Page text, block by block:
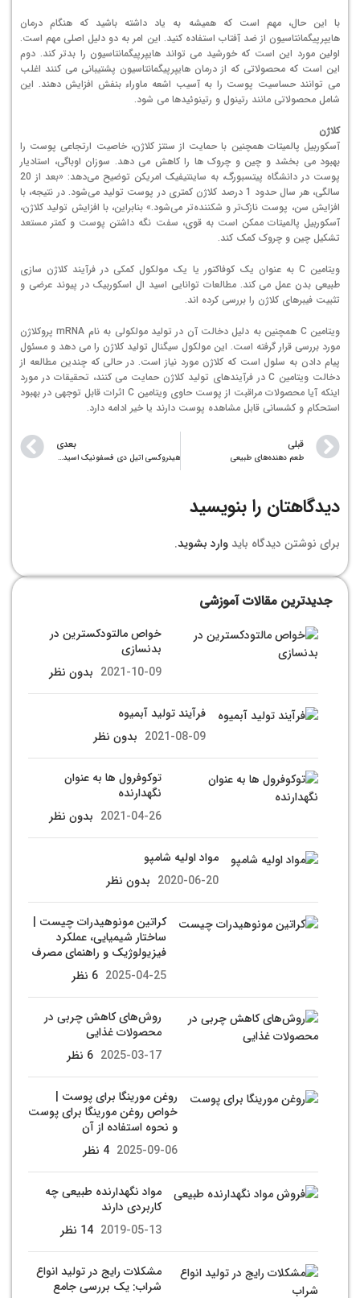
با این حال، مهم است که همیشه به یاد داشته باشید که هنگام درمان
هایپرپیگمانتاسیون از ضد آفتاب استفاده کنید. این امر به دو دلیل اصلی مهم است.
اولین مورد این است که خورشید می تواند هایپرپیگمانتاسیون را بدتر کند. دوم
این است که محصولاتی که از درمان هایپرپیگمانتاسیون پشتیبانی می کنند اغلب
می توانند حساسیت پوست را به آسیب اشعه ماوراء بنفش افزایش دهند. این
شامل محصولاتی مانند رتینول و رتینوئیدها می شود.
کلاژن
آسکوربیل پالمیتات همچنین با حمایت از سنتز کلاژن، خاصیت ارتجاعی پوست را
بهبود می بخشد و چین و چروک ها را کاهش می دهد. سوزان اوباگی، استادیار
پوست در دانشگاه پیتسبورگ، به ساینتیفیک امریکن توضیح می‌دهد: «بعد از 20
سالگی، هر سال حدود 1 درصد کلاژن کمتری در پوست تولید می‌شود. در نتیجه، با
افزایش سن، پوست نازک‌تر و شکننده‌تر می‌شود.» بنابراین، با افزایش تولید کلاژن،
آسکوربیل پالمیتات ممکن است به قوی، سفت نگه داشتن پوست و کمتر مستعد
تشکیل چین و چروک کمک کند.
ویتامین C به عنوان یک کوفاکتور یا یک مولکول کمکی در فرآیند کلاژن سازی
طبیعی بدن عمل می کند. مطالعات توانایی اسید ال اسکوربیک در پیوند عرضی و
تثبیت فیبرهای کلاژن را بررسی کرده اند.
ویتامین C همچنین به دلیل دخالت آن در تولید مولکولی به نام mRNA پروکلاژن
مورد بررسی قرار گرفته است. این مولکول سیگنال تولید کلاژن را می دهد و مسئول
پیام دادن به سلول است که کلاژن مورد نیاز است. در حالی که چندین مطالعه از
دخالت ویتامین C در فرآیندهای تولید کلاژن حمایت می کنند، تحقیقات در مورد
اینکه آیا محصولات مراقبت از پوست حاوی ویتامین C اثرات قابل توجهی در بهبود
استحکام و کشسانی قابل مشاهده پوست دارند یا خیر ادامه دارد.
قبلی
طعم دهنده‌های طبیعی
بعدی
هیدروکسی اتیل دی فسفونیک اسید چیست و چه کاربردی دارد
دیدگاهتان را بنویسید
برای نوشتن دیدگاه باید وارد بشوید.
جدیدترین مقالات آموزشی
خواص مالتودکسترین در
بدنسازی
2021-10-09 بدون نظر
فرآیند تولید آبمیوه
2021-08-09 بدون نظر
توکوفرول ها به عنوان
نگهدارنده
2021-04-26 بدون نظر
مواد اوليه شامپو
2020-06-20 بدون نظر
کراتین مونوهیدرات چیست |
ساختار شیمیایی، عملکرد
فیزیولوژیک و راهنمای مصرف
2025-04-25 6 نظر
روش‌های کاهش چربی در
محصولات غذایی
2025-03-17 6 نظر
روغن مورینگا برای پوست |
خواص روغن مورینگا برای پوست
و نحوه استفاده از آن
2025-09-06 4 نظر
مواد نگهدارنده طبیعی چه
کاربردی دارند
2019-05-13 14 نظر
مشکلات رایج در تولید انواع
شراب: یک بررسی جامع